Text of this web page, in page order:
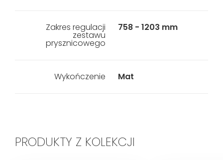
Zakres regulacji
zestawu
prysznicowego
758 - 1203 mm
Wykończenie Mat
PRODUKTY Z KOLEKCJI